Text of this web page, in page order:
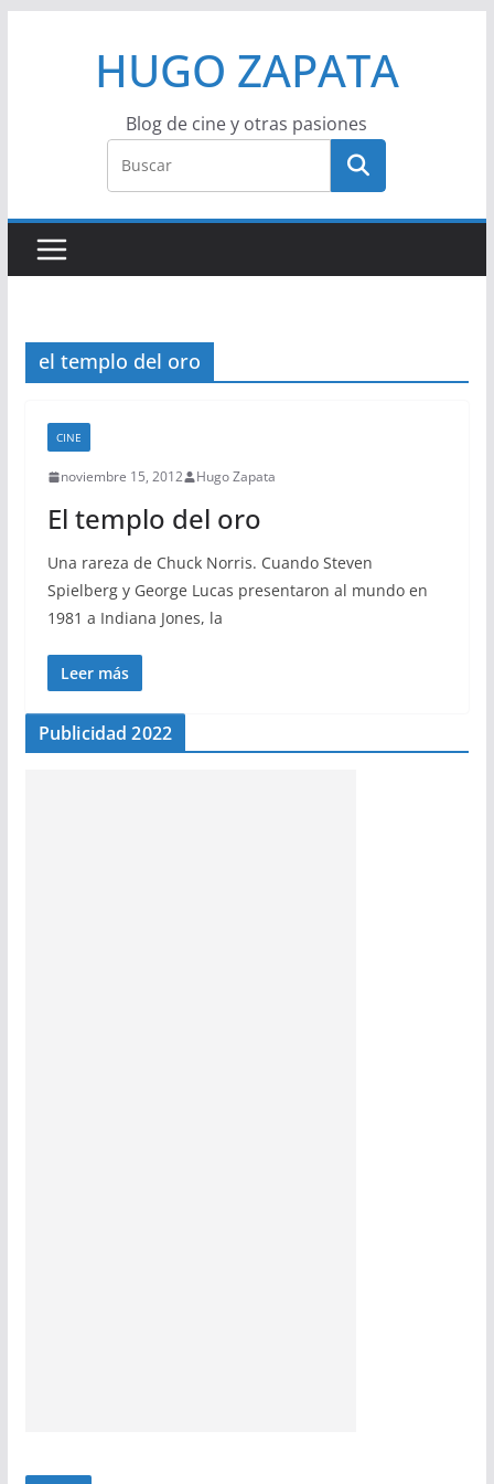
HUGO ZAPATA
Blog de cine y otras pasiones
el templo del oro
CINE
noviembre 15, 2012 Hugo Zapata
El templo del oro
Una rareza de Chuck Norris. Cuando Steven
Spielberg y George Lucas presentaron al mundo en
1981 a Indiana Jones, la
Leer más
Publicidad 2022